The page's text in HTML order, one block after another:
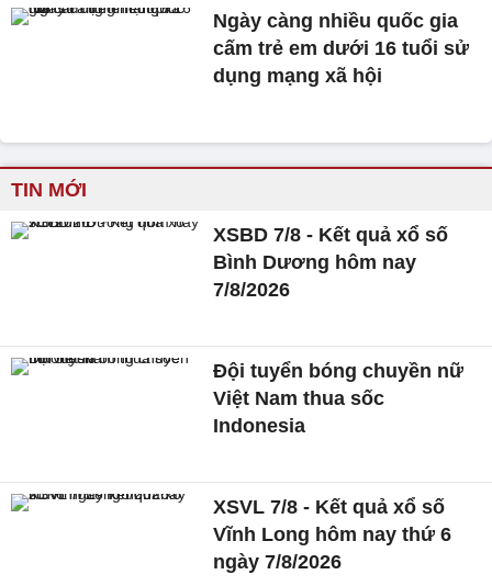
Ngày càng nhiều quốc gia
cấm trẻ em dưới 16 tuổi sử
dụng mạng xã hội
TIN MỚI
XSBD 7/8 - Kết quả xổ số
Bình Dương hôm nay
7/8/2026
Đội tuyển bóng chuyền nữ
Việt Nam thua sốc
Indonesia
XSVL 7/8 - Kết quả xổ số
Vĩnh Long hôm nay thứ 6
ngày 7/8/2026